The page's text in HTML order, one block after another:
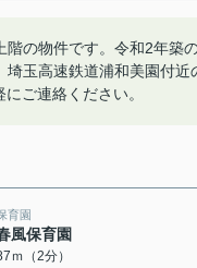
階の物件です。令和2年
玉高速鉄道浦和美園付
ご連絡ください。
育園
風保育園
ｍ（2分）